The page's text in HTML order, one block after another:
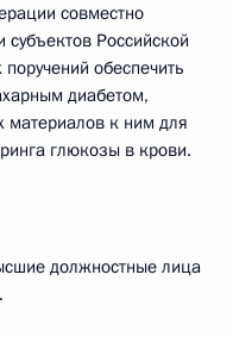
совместно
субъектов Российской
обеспечить
диабетом,
материалов к ним для
глюкозы в крови.
должностные лица